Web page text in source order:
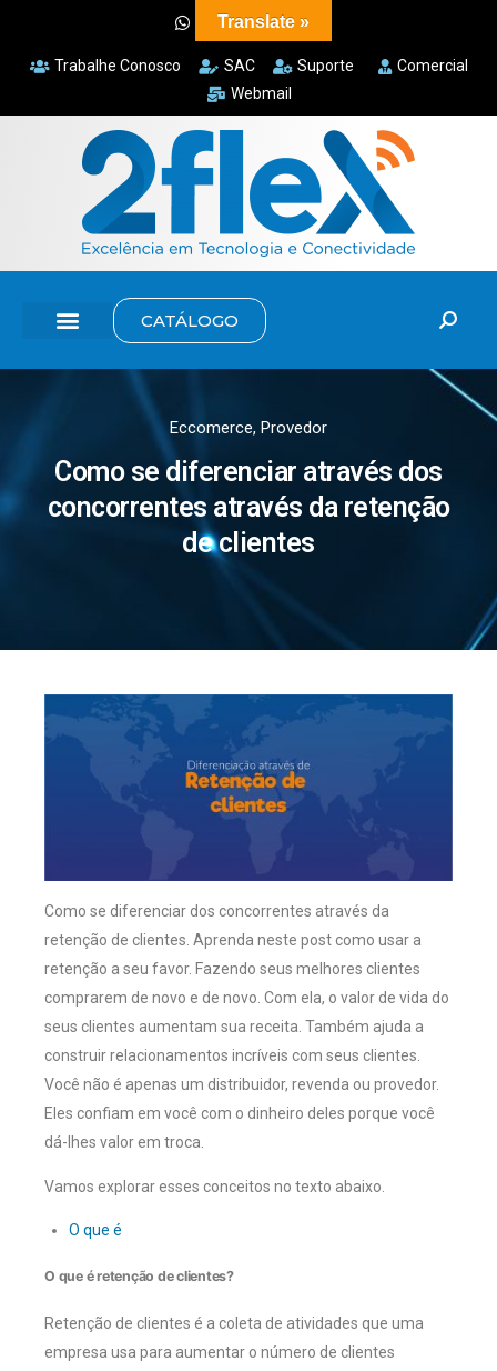
Trabalhe Conosco SAC Suporte
Comercial
Webmail
CATÁLOGO
Eccomerce, Provedor
Como se diferenciar através dos
concorrentes através da retenção
de clientes
Como se diferenciar dos concorrentes através da
retenção de clientes. Aprenda neste post como usar a
retenção a seu favor. Fazendo seus melhores clientes
comprarem de novo e de novo. Com ela, o valor de vida do
seus clientes aumentam sua receita. Também ajuda a
construir relacionamentos incríveis com seus clientes.
Você não é apenas um distribuidor, revenda ou provedor.
Eles confiam em você com o dinheiro deles porque você
dá-lhes valor em troca.
Vamos explorar esses conceitos no texto abaixo.
O que é
O que é retenção de clientes?
Retenção de clientes é a coleta de atividades que uma
empresa usa para aumentar o número de clientes
Translate »